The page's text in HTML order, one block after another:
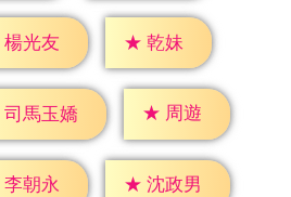
楊光友 ★ 乾妹
司馬玉嬌 ★ 周遊
李朝永 ★ 沈政男